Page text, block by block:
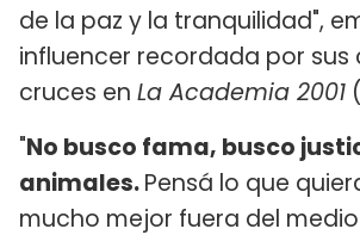
de la paz y la tranquilidad",
influencer recordada por
cruces en La Academia 2001
"No busco fama, busco
animales.Pensá lo que
mucho mejor fuera del